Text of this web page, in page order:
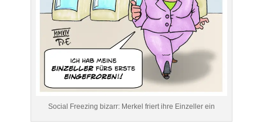
Social Freezing bizarr: Merkel friert ihre Einzeller ein